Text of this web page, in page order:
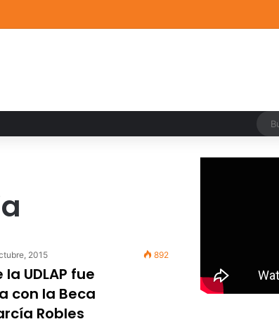
con nuevas obras de artistas emergentes y consolidados
2015 892
UDLAP fue
con la Beca
Robles